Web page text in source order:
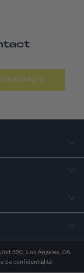
S'ABONNER
520, Los Angeles, CA
de confidentialité